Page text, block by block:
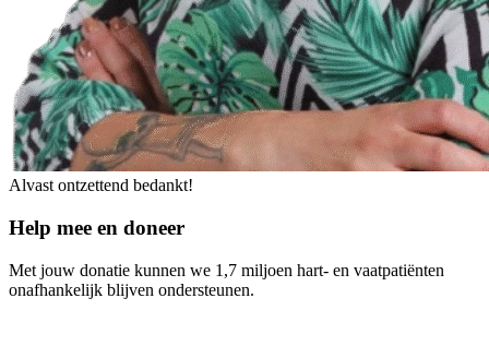
Alvast ontzettend bedankt!
Help mee en doneer
Met jouw donatie kunnen we 1,7 miljoen hart- en vaatpatiënten
onafhankelijk blijven ondersteunen.